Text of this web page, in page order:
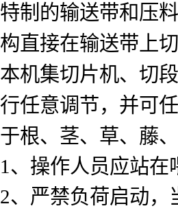
特制的输送带和压
构直接在输送带上切
本机集切片机、切
行任意调节，并可
于根、茎、草、藤
1、操作人员应站
2、严禁负荷启动